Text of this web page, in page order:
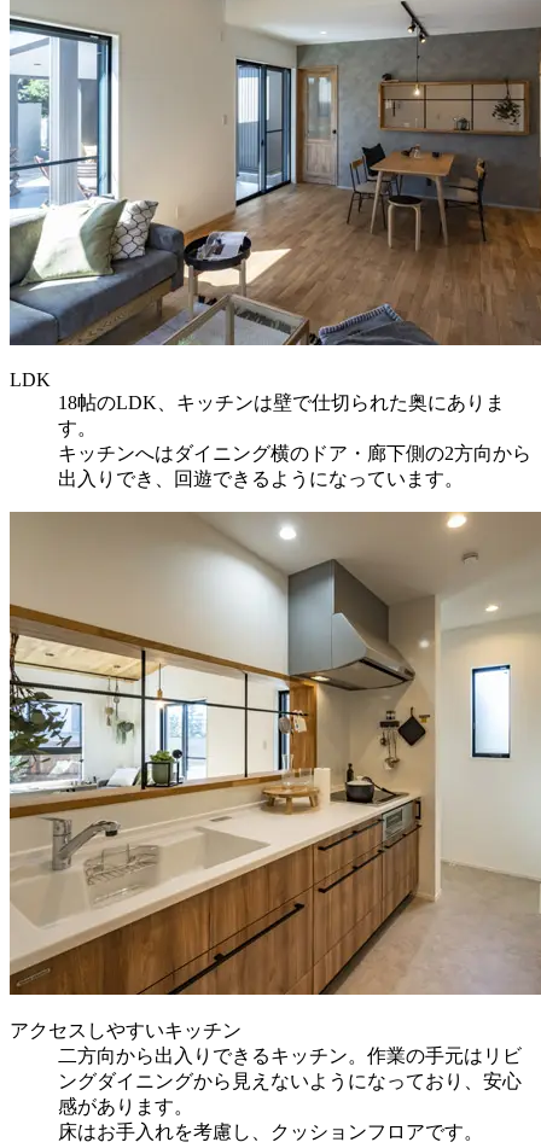
LDK
18帖のLDK、キッチンは壁で仕切られた奥にありま
す。
キッチンへはダイニング横のドア・廊下側の2方向から
出入りでき、回遊できるようになっています。
アクセスしやすいキッチン
二方向から出入りできるキッチン。作業の手元はリビ
ングダイニングから見えないようになっており、安心
感があります。
床はお手入れを考慮し、クッションフロアです。